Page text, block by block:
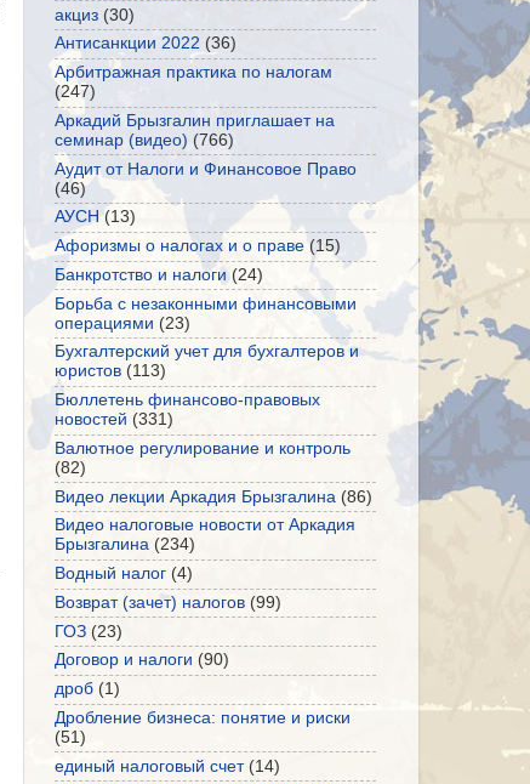
акциз (30)
Антисанкции 2022 (36)
Арбитражная практика по налогам
(247)
Аркадий Брызгалин приглашает на
семинар (видео) (766)
Аудит от Налоги и Финансовое Право
(46)
АУСН (13)
Афоризмы о налогах и о праве (15)
Банкротство и налоги (24)
Борьба с незаконными финансовыми
операциями (23)
Бухгалтерский учет для бухгалтеров и
юристов (113)
Бюллетень финансово-правовых
новостей (331)
Валютное регулирование и контроль
(82)
Видео лекции Аркадия Брызгалина (86)
Видео налоговые новости от Аркадия
Брызгалина (234)
Водный налог (4)
Возврат (зачет) налогов (99)
ГОЗ (23)
Договор и налоги (90)
дроб (1)
Дробление бизнеса: понятие и риски
(51)
единый налоговый счет (14)